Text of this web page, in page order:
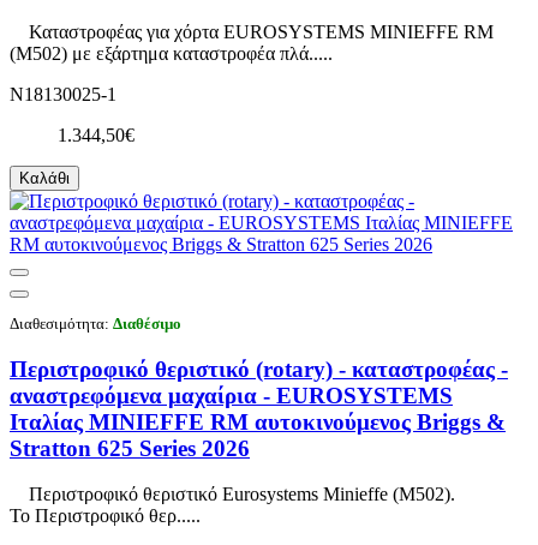
Καταστροφέας για χόρτα EUROSYSTEMS MINIEFFE RM
(M502) με εξάρτημα καταστροφέα πλά.....
N18130025-1
1.344,50€
Καλάθι
Διαθεσιμότητα: Διαθέσιμο
Περιστροφικό θεριστικό (rotary) - καταστροφέας -
αναστρεφόμενα μαχαίρια - EUROSYSTEMS
Ιταλίας MINIEFFE RM αυτοκινούμενος Briggs &
Stratton 625 Series 2026
Περιστροφικό θεριστικό Eurosystems Minieffe (M502).
Το Περιστροφικό θερ.....